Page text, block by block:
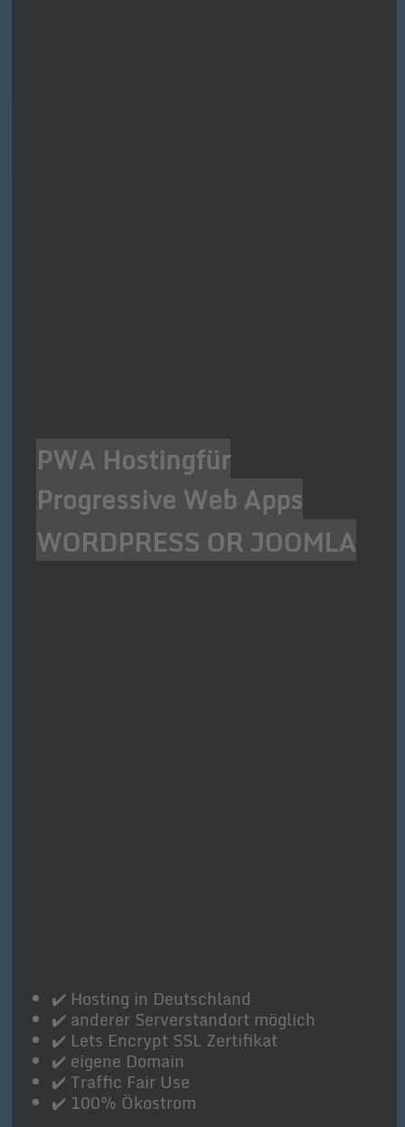
PWA Hostingfür
Progressive Web Apps
WORDPRESS OR JOOMLA
✔️ Hosting in Deutschland
✔️ anderer Serverstandort möglich
✔️ Lets Encrypt SSL Zertifikat
✔️ eigene Domain
✔️ Traffic Fair Use
✔️ 100% Ökostrom